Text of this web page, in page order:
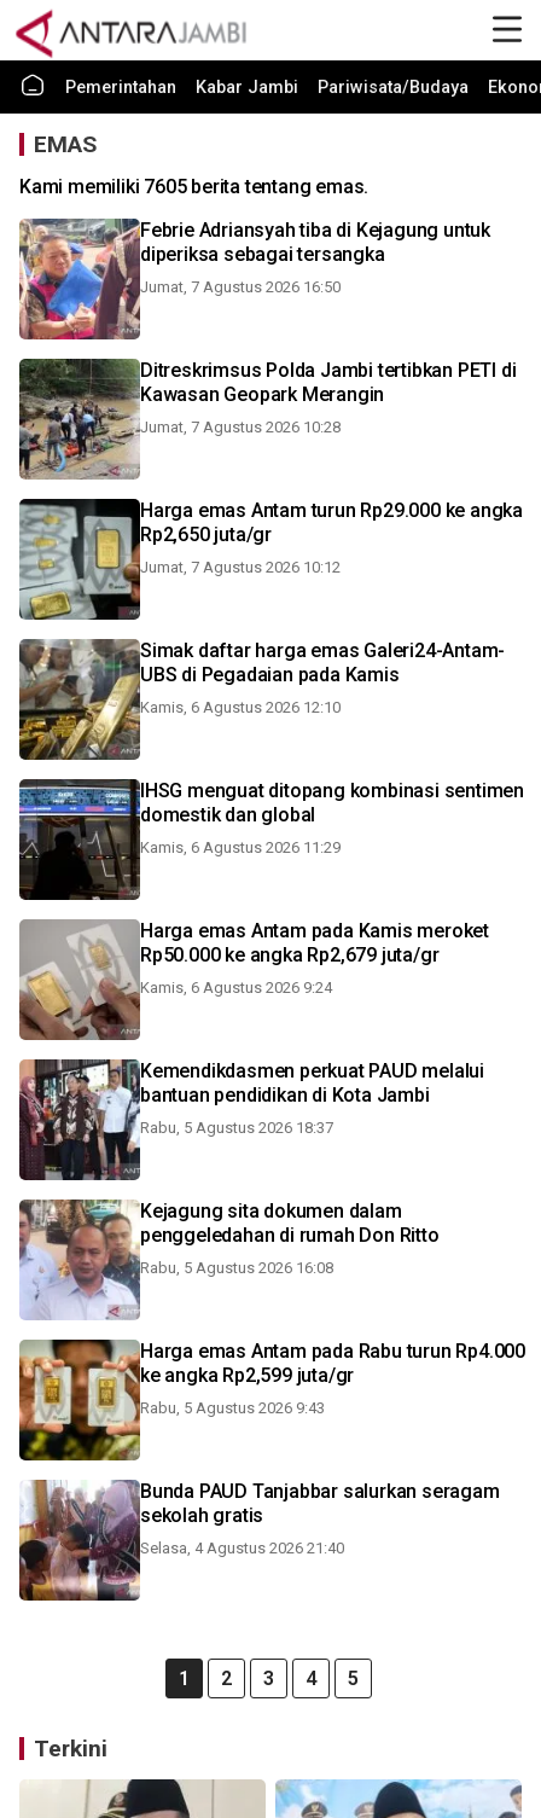
Pemerintahan Kabar Jambi Pariwisata/Budaya
EMAS
Kami memiliki 7605 berita tentang emas.
Febrie Adriansyah tiba di Kejagung untuk
diperiksa sebagai tersangka
Jumat, 7 Agustus 2026 16:50
Ditreskrimsus Polda Jambi tertibkan PETI di
Kawasan Geopark Merangin
Jumat, 7 Agustus 2026 10:28
Harga emas Antam turun Rp29.000 ke angka
Rp2,650 juta/gr
Jumat, 7 Agustus 2026 10:12
Simak daftar harga emas Galeri24-Antam-
UBS di Pegadaian pada Kamis
Kamis, 6 Agustus 2026 12:10
IHSG menguat ditopang kombinasi sentimen
domestik dan global
Kamis, 6 Agustus 2026 11:29
Harga emas Antam pada Kamis meroket
Rp50.000 ke angka Rp2,679 juta/gr
Kamis, 6 Agustus 2026 9:24
Kemendikdasmen perkuat PAUD melalui
bantuan pendidikan di Kota Jambi
Rabu, 5 Agustus 2026 18:37
Kejagung sita dokumen dalam
penggeledahan di rumah Don Ritto
Rabu, 5 Agustus 2026 16:08
Harga emas Antam pada Rabu turun Rp4.000
ke angka Rp2,599 juta/gr
Rabu, 5 Agustus 2026 9:43
Bunda PAUD Tanjabbar salurkan seragam
sekolah gratis
Selasa, 4 Agustus 2026 21:40
1 2 3 4 5
Terkini